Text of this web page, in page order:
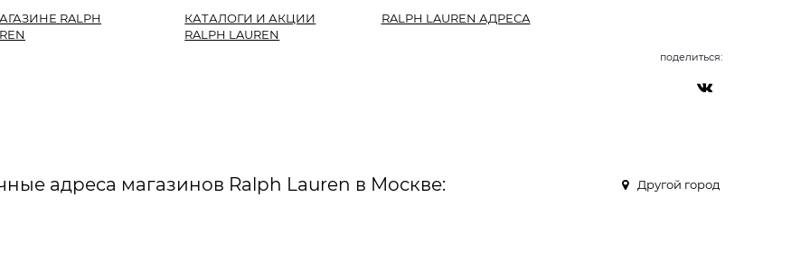
RALPH
КАТАЛОГИ И АКЦИИ
RALPH LAUREN
RALPH LAUREN АДРЕСА
поделиться:
адреса магазинов Ralph Lauren в Москве: Другой город